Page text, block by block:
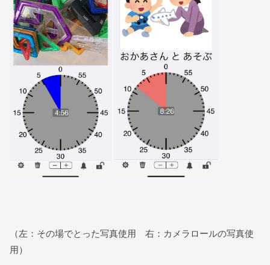
（左：その場でとった写真使用 右：カメラロールの写真使
用）